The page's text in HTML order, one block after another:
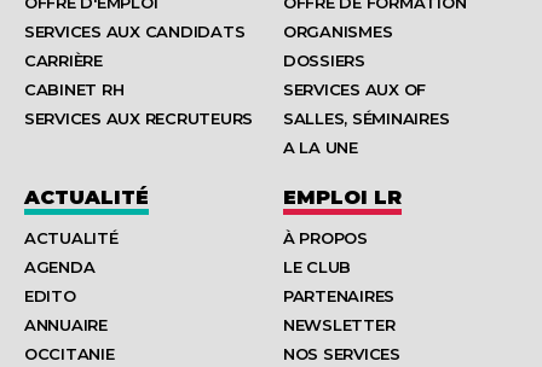
SERVICES AUX CANDIDATS
CARRIÈRE
CABINET RH
SERVICES AUX RECRUTEURS
ORGANISMES
DOSSIERS
SERVICES AUX OF
SALLES, SÉMINAIRES
A LA UNE
ACTUALITÉ
ACTUALITÉ
AGENDA
EDITO
ANNUAIRE
OCCITANIE
EMPLOI LR
À PROPOS
LE CLUB
PARTENAIRES
NEWSLETTER
NOS SERVICES